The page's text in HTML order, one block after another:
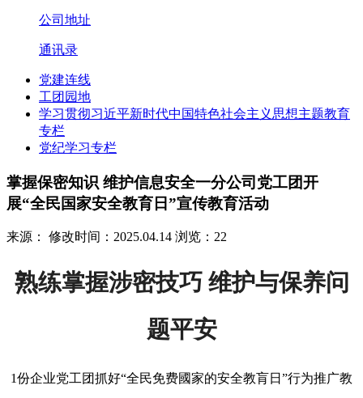
公司地址
通讯录
党建连线
工团园地
学习贯彻习近平新时代中国特色社会主义思想主题教育
专栏
党纪学习专栏
掌握保密知识 维护信息安全一分公司党工团开
展“全民国家安全教育日”宣传教育活动
来源： 修改时间：2025.04.14 浏览：22
熟练掌握涉密技巧 维护与保养问
题平安
1份企业党工团抓好“全民免费國家的安全教肓日”行为推广教